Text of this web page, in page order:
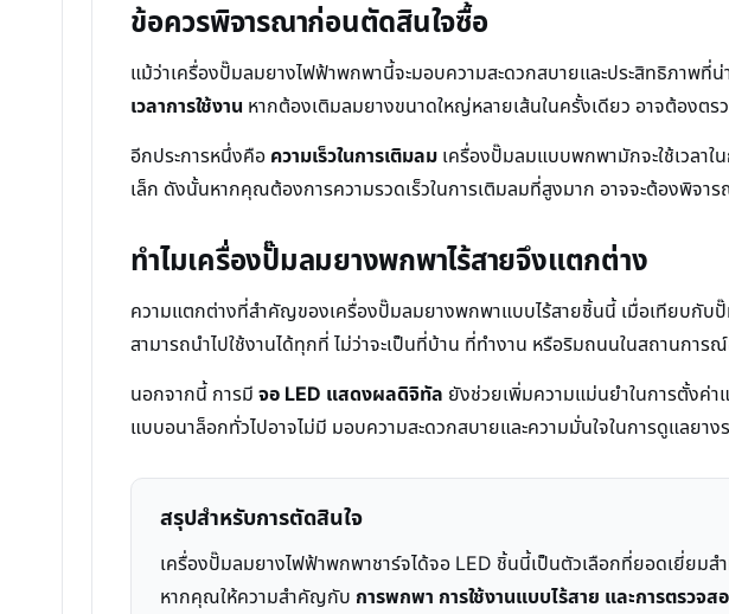
ข้อควรพิจารณาก่อนตัดสินใจซื้อ
แม้ว่าเครื่องปั๊มลมยางไฟฟ้าพกพานี้จะมอบความสะดวกสบายและประสิทธิภาพ
เวลาการใช้งาน หากต้องเติมลมยางขนาดใหญ่หลายเส้นในครั้งเดียว อาจต้องต
อีกประการหนึ่งคือ ความเร็วในการเติมลม เครื่องปั๊มลมแบบพกพามักจะใช้เวลา
เล็ก ดังนั้นหากคุณต้องการความรวดเร็วในการเติมลมที่สูงมาก อาจจะต้องพิจา
ทำไมเครื่องปั๊มลมยางพกพาไร้สายจึงแตกต่าง
ความแตกต่างที่สำคัญของเครื่องปั๊มลมยางพกพาแบบไร้สายชิ้นนี้ เมื่อเทียบกั
สามารถนำไปใช้งานได้ทุกที่ ไม่ว่าจะเป็นที่บ้าน ที่ทำงาน หรือริมถนนในสถานกา
นอกจากนี้ การมี จอ LED แสดงผลดิจิทัล ยังช่วยเพิ่มความแม่นยำในการตั้งค่
แบบอนาล็อกทั่วไปอาจไม่มี มอบความสะดวกสบายและความมั่นใจในการดูแลยา
สรุปสำหรับการตัดสินใจ
เครื่องปั๊มลมยางไฟฟ้าพกพาชาร์จได้จอ LED ชิ้นนี้เป็นตัวเลือกที่ยอดเยี่ยม
หากคุณให้ความสำคัญกับ การพกพา การใช้งานแบบไร้สาย และการตรวจ